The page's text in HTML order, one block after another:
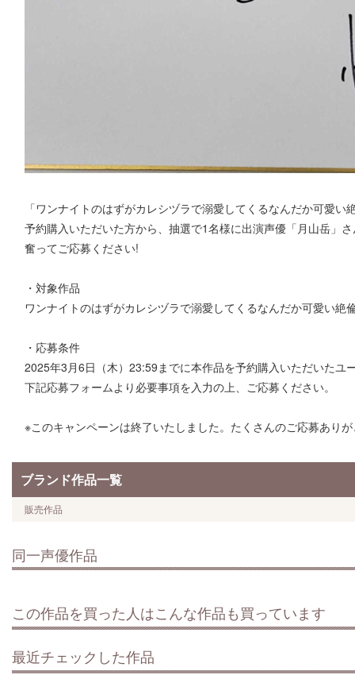
「ワンナイトのはずがカレシヅラで溺愛してくるなんだか可愛
予約購入いただいた方から、抽選で1名様に出演声優「月山岳」
奮ってご応募ください!
・対象作品
ワンナイトのはずがカレシヅラで溺愛してくるなんだか可愛い絶
・応募条件
2025年3月6日（木）23:59までに本作品を予約購入いただいたユ
下記応募フォームより必要事項を入力の上、ご応募ください。
※このキャンペーンは終了いたしました。たくさんのご応募あり
ブランド作品一覧
販売作品
同一声優作品
この作品を買った人はこんな作品も買っています
最近チェックした作品